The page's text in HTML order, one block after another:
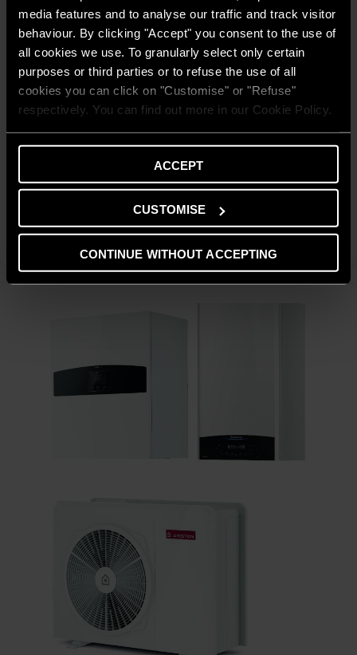
media features and to analyse our traffic and track visitor
behaviour. By clicking "Accept" you consent to the use of
all cookies we use. To granularly select only certain
purposes or third parties or to refuse the use of all
cookies you can click on "Customise" or "Refuse"
respectively. You can find out more in our Cookie Policy.
ACCEPT
CUSTOMISE
CONTINUE WITHOUT ACCEPTING
Genus One Hybrid S NET R32
SCOPRI